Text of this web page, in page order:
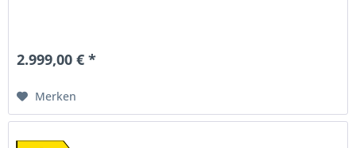
2.999,00 € *
Merken